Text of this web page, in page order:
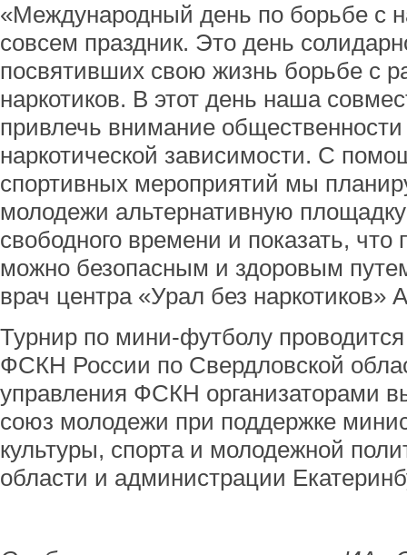
«Международный день по борьбе с
совсем праздник. Это день
посвятивших свою жизнь борьбе с
наркотиков. В этот день наша
привлечь внимание
наркотической зависимости. С
спортивных мероприятий мы
молодежи альтернативную
свободного времени и показать,
можно безопасным и здоровым
врач центра «Урал без наркотиков»
Турнир по мини-футболу
ФСКН России по Свердловской
управления ФСКН организаторами
союз молодежи при поддержке
культуры, спорта и молодежной
области и администрации